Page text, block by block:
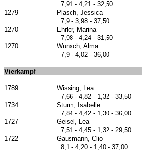
7,91 - 4,21 - 32,50
1279
Plasch, Jessica
7,9 - 3,98 - 37,50
1270
Ehrler, Marina
7,98 - 4,24 - 31,50
1270
Wunsch, Alma
7,9 - 4,02 - 36,00
Vierkampf
1789 Wissing, Lea
7,66 - 4,82 - 1,32 - 33,50
1734
Sturm, Isabelle
7,84 - 4,42 - 1,30 - 36,00
1727
Geisel, Lea
7,51 - 4,45 - 1,32 - 29,50
1722
Gausmann, Clio
8,1 - 4,20 - 1,40 - 37,00